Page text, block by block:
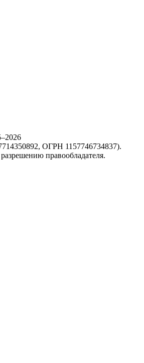
ОГРН 1157746734837).
правообладателя.